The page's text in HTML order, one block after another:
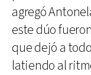
agregó
este dúo
que dejó a
latiendo al